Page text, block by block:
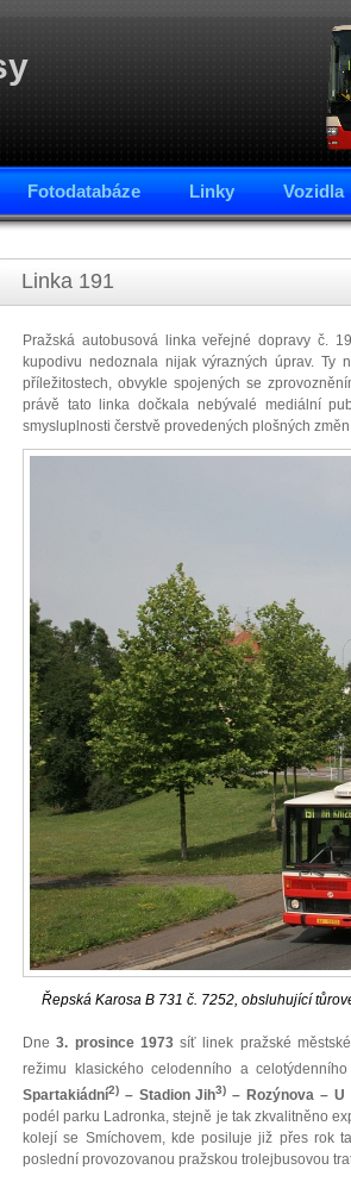
Fotodatabáze Linky Vozidla
Linka 191
Pražská autobusová linka veřejné dopravy č.
kupodivu nedoznala nijak výrazných úprav. Ty
příležitostech, obvykle spojených se
právě tato linka dočkala nebývalé mediální
smysluplnosti čerstvě provedených plošných
Řepská Karosa B 731 č. 7252, obsluhující
Dne3. prosince 1973síť linek pražské
režimu klasického celodenního a
Spartakiádní2) – Stadion Jih3) – Rozýnova – U
podél parku Ladronka, stejně je tak zkvalitněno
kolejí se Smíchovem, kde posiluje již přes rok
poslední provozovanou pražskou trolejbusovou